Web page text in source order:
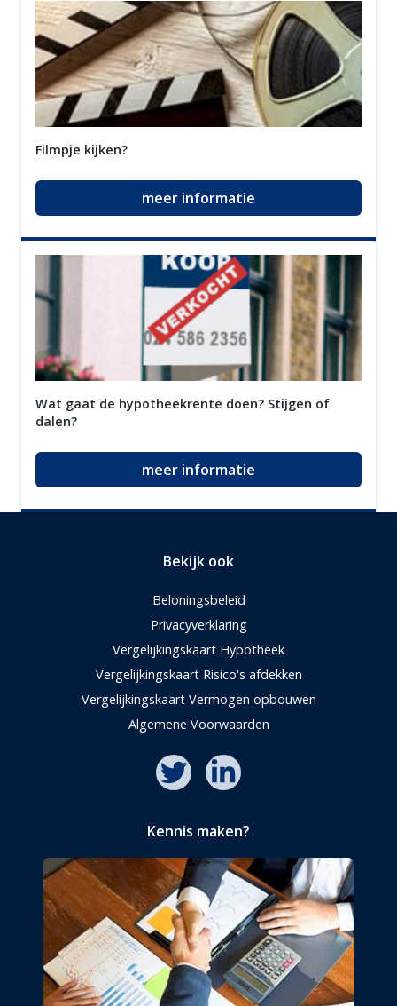
Filmpje kijken?
meer informatie
Wat gaat de hypotheekrente doen? Stijgen of
dalen?
meer informatie
Bekijk ook
Beloningsbeleid
Privacyverklaring
Vergelijkingskaart Hypotheek
Vergelijkingskaart Risico's afdekken
Vergelijkingskaart Vermogen opbouwen
Algemene Voorwaarden
Kennis maken?